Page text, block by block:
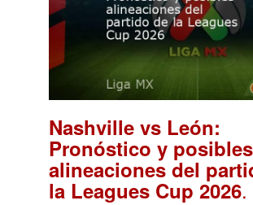
Nashville vs León:
Pronóstico y posibles
alineaciones del
la Leagues Cup 2026